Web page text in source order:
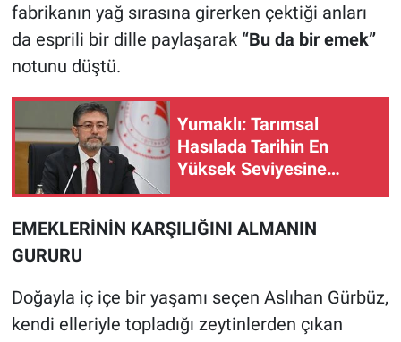
fabrikanın yağ sırasına girerken çektiği anları
da esprili bir dille paylaşarak“Bu da bir emek”
notunu düştü.
Yumaklı: Tarımsal
Hasılada Tarihin En
Yüksek Seviyesine
EMEKLERİNİN KARŞILIĞINI ALMANIN
GURURU
Doğayla iç içe bir yaşamı seçen Aslıhan Gürbüz,
kendi elleriyle topladığı zeytinlerden çıkan